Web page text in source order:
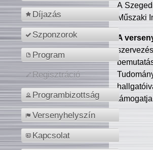
Díjazás
Szponzorok
Program
Regisztráció
Programbizottság
Versenyhelyszín
Kapcsolat
A
Műszaki
A